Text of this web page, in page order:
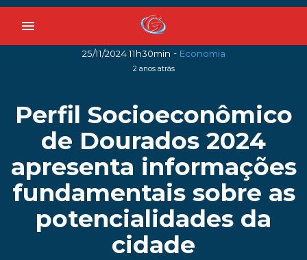
menu
25/11/2024 11h30min - Economia
2 anos atrás
Perfil Socioeconômico
de Dourados 2024
apresenta informações
fundamentais sobre as
potencialidades da
cidade